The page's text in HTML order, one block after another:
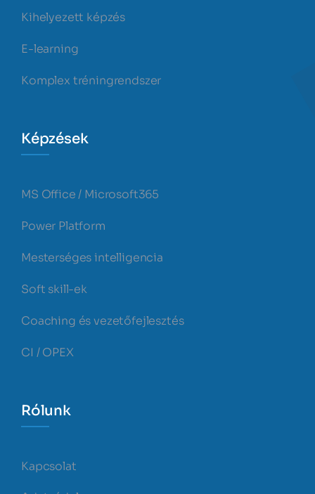
Kihelyezett képzés
E-learning
Komplex tréningrendszer
Képzések
MS Office / Microsoft365
Power Platform
Mesterséges intelligencia
Soft skill-ek
Coaching és vezetőfejlesztés
CI / OPEX
Rólunk
Kapcsolat